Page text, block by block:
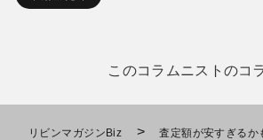
このコラムニストのコ
リビンマガジンBiz >
査定額が安すぎるか